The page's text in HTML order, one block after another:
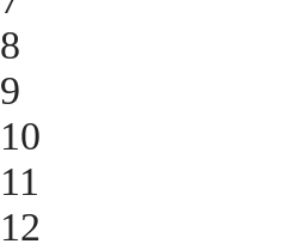
8
9
10
11
12